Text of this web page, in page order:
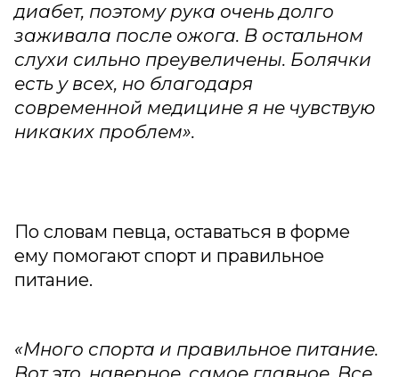
диабет, поэтому рука очень долго
заживала после ожога. В остальном
слухи сильно преувеличены. Болячки
есть у всех, но благодаря
современной медицине я не чувствую
никаких проблем».
По словам певца, оставаться в форме
ему помогают спорт и правильное
питание.
«Много спорта и правильное питание.